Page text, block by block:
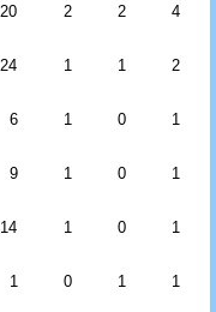
20 2 2 4
24 1 1 2
6 1 0 1
9 1 0 1
14 1 0 1
1 0 1 1